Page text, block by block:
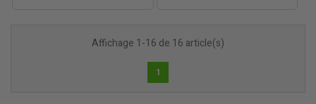
Affichage 1-16 de 16 article(s)
1